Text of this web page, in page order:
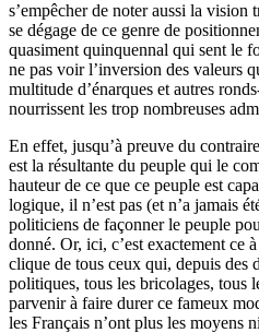
s’empêcher de noter aussi la vision
se dégage de ce genre de
quasiment quinquennal qui sent le
ne pas voir l’inversion des valeurs
multitude d’énarques et autres
nourrissent les trop nombreuses
En effet, jusqu’à preuve du
est la résultante du peuple qui le
hauteur de ce que ce peuple est
logique, il n’est pas (et n’a jamais
politiciens de façonner le peuple
donné. Or, ici, c’est exactement ce
clique de tous ceux qui, depuis des
politiques, tous les bricolages, tous
parvenir à faire durer ce fameux
les Français n’ont plus les moyens